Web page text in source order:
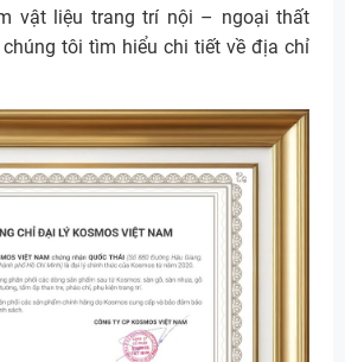
vật liệu trang trí nội – ngoại thất
tôi tìm hiểu chi tiết về địa chỉ